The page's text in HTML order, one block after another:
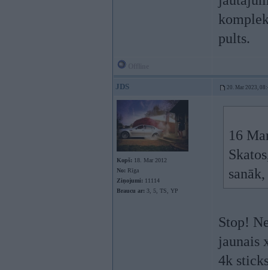
pults.
JDS 20. Mar 2023,
Kopš: 18. Mar 2012
No: Rīga
Ziņojumi: 11114
Braucu ar: 3, 5, TS, YP
16
Stop!
jaunais
4k